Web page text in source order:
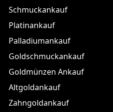
Schmuckankauf
Platinankauf
Palladiumankauf
Goldschmuckankauf
Goldmünzen Ankauf
Altgoldankauf
Zahngoldankauf